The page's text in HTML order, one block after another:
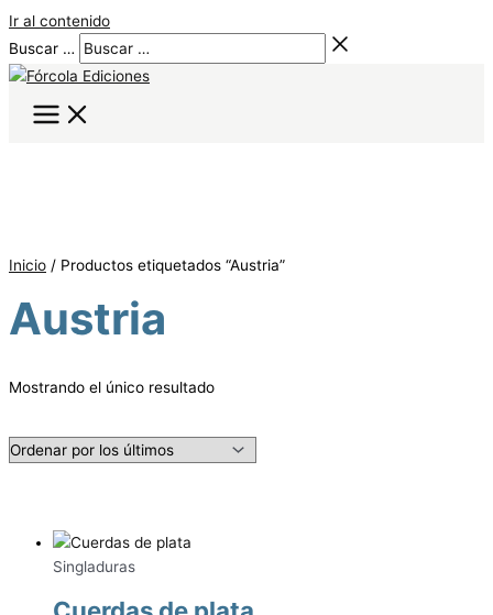
Ir al contenido
Buscar …
Inicio / Productos etiquetados “Austria”
Austria
Mostrando el único resultado
Singladuras